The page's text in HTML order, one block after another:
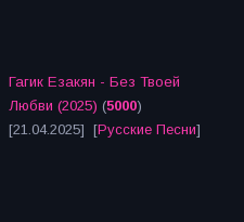
Гагик Езакян - Без Твоей
Любви (2025) (5000)
[21.04.2025] [Русские Песни]